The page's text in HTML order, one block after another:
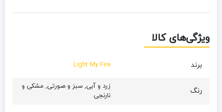
ویژگی‌های کالا
برند Light My Fire
رنگ
زرد و آبی, سبز و صورتی, مشکی و
نارنجی